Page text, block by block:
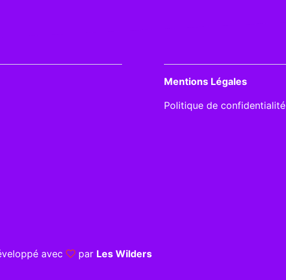
Mentions Légales
Politique de confidentialité
avec par Les Wilders